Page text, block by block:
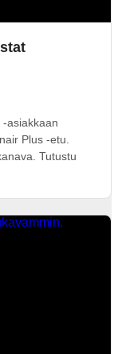
asiakkaan
Plus -etu.
Tutustu